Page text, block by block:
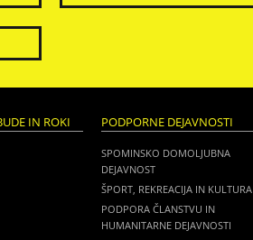
IN ROKI PODPORNE DEJAVNOSTI
SPOMINSKO DOMOLJUBNA
DEJAVNOST
ŠPORT, REKREACIJA IN KULTURA
PODPORA ČLANSTVU IN
HUMANITARNE DEJAVNOSTI